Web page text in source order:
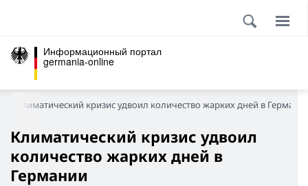
Информационный портал
germania-online
Климатический кризис удвоил количество жарких дней в
Климатический кризис удвоил
количество жарких дней в
Германии